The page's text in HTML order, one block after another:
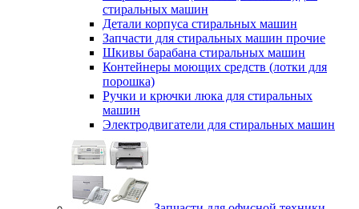
стиральных машин
Детали корпуса стиральных машин
Запчасти для стиральных машин прочие
Шкивы барабана стиральных машин
Контейнеры моющих средств (лотки для
порошка)
Ручки и крючки люка для стиральных
машин
Электродвигатели для стиральных машин